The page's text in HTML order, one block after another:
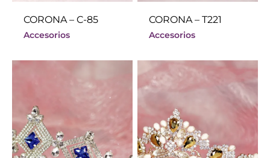
CORONA – C-85
Accesorios
CORONA – T221
Accesorios